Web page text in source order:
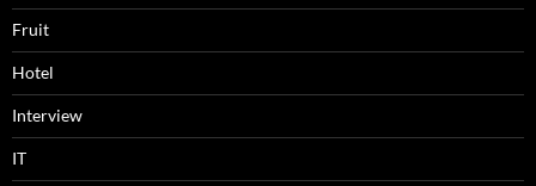
Fruit
Hotel
Interview
IT